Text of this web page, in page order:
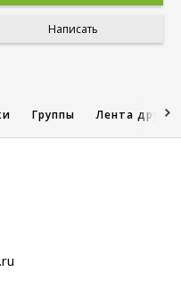
Написать
Группы Лента друзей